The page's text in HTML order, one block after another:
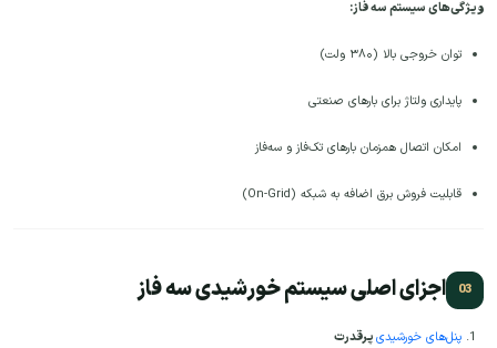
ویژگی‌های سیستم سه فاز:
توان خروجی بالا (۳۸۰ ولت)
پایداری ولتاژ برای بارهای صنعتی
امکان اتصال همزمان بارهای تک‌فاز و سه‌فاز
قابلیت فروش برق اضافه به شبکه (On-Grid)
اجزای اصلی سیستم خورشیدی سه فاز
پنل‌های خورشیدیپرقدرت